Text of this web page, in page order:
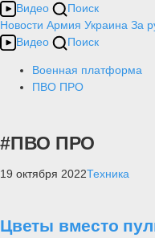
Видео
Поиск
Новости Армия Украина За
Видео
Поиск
Военная платформа
ПВО ПРО
#ПВО ПРО
19 октября 2022Техника
Цветы вместо